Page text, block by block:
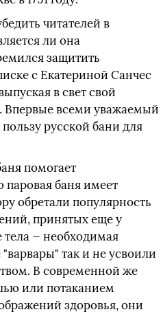
читателей в
ли она
защитить
с Екатериной Санчес
в свет свой
Впервые всеми уважаемый
русской бани для
помогает
паровая баня имеет
обретали популярность
принятых еще у
тела — необходимая
так и не усвоили
В современной же
или потаканием
здоровья, они